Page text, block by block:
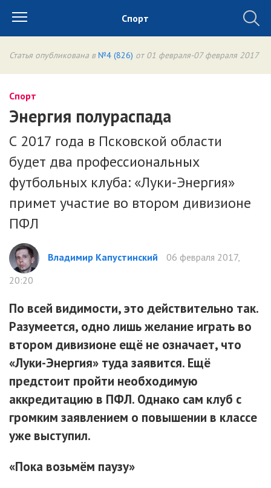
Спорт
Статья опубликована в №4 (826) от 01 февраля-07 февраля 2017
Спорт
Энергия полураспада
С 2017 года в Псковской области
будет два профессиональных
футбольных клуба: «Луки-Энергия»
примет участие во втором дивизионе
ПФЛ
Владимир Капустинский
06 февраля 2017,
20:20
По всей видимости, это действительно так.
Разумеется, одно лишь желание играть во
втором дивизионе ещё не означает, что
«Луки-Энергия» туда заявится. Ещё
предстоит пройти необходимую
аккредитацию в ПФЛ. Однако сам клуб с
громким заявлением о повышении в классе
уже выступил.
«Пока возьмём паузу»